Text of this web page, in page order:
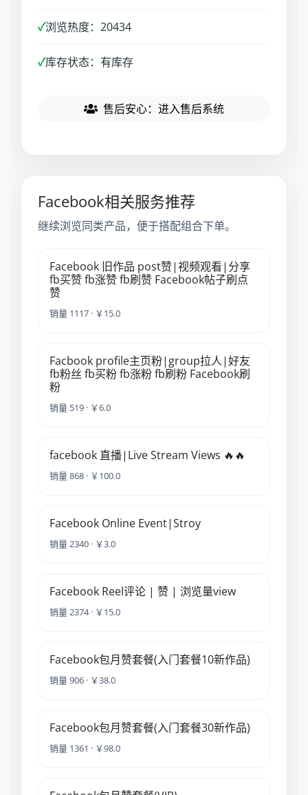
✓浏览热度：20434
✓库存状态：有库存
售后安心：进入售后系统
Facebook相关服务推荐
继续浏览同类产品，便于搭配组合下单。
Facebook 旧作品 post赞|视频观看|分享
fb买赞 fb涨赞 fb刷赞 Facebook帖子刷点
赞
销量 1117 · ￥15.0
Facbook profile主页粉|group拉人|好友
fb粉丝 fb买粉 fb涨粉 fb刷粉 Facebook刷
粉
销量 519 · ￥6.0
facebook 直播|Live Stream Views 🔥🔥
销量 868 · ￥100.0
Facebook Online Event|Stroy
销量 2340 · ￥3.0
Facebook Reel评论 | 赞 | 浏览量view
销量 2374 · ￥15.0
Facebook包月赞套餐(入门套餐10新作品)
销量 906 · ￥38.0
Facebook包月赞套餐(入门套餐30新作品)
销量 1361 · ￥98.0